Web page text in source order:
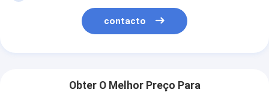
contacto
Obter O Melhor Preço Para